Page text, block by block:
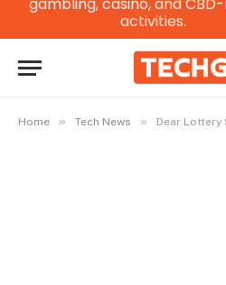
Home » Tech News » Dear Lottery Sambad Result News Today
activities.